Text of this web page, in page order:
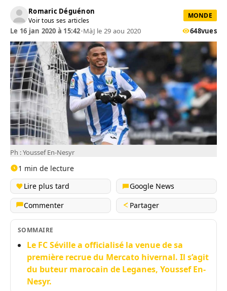
Romaric Déguénon
Voir tous ses articles
MONDE
Le 16 jan 2020 à 15:42•MàJ le 29 aou 2020 648vues
Ph : Youssef En-Nesyr
1 min de lecture
Lire plus tard
Google News
Commenter
Partager
SOMMAIRE
Le FC Séville a officialisé la venue de sa
première recrue du Mercato hivernal. Il s’agit
du buteur marocain de Leganes, Youssef En-
Nesyr.